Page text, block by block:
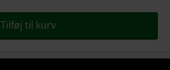
Tilføj til kurv